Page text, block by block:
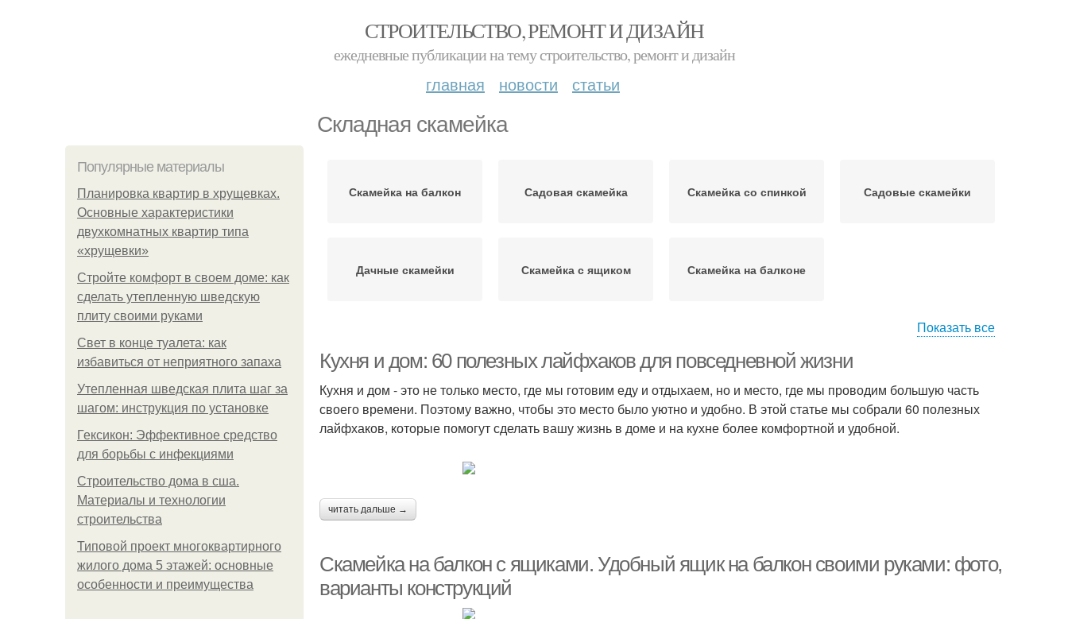
СТРОИТЕЛЬСТВО, РЕМОНТ И ДИЗАЙН
ежедневные публикации на тему строительство, ремонт и дизайн
главная новости статьи
Складная скамейка
Популярные материалы
Планировка квартир в хрущевках.
Основные характеристики
двухкомнатных квартир типа
«хрущевки»
Стройте комфорт в своем доме: как
сделать утепленную шведскую
плиту своими руками
Свет в конце туалета: как
избавиться от неприятного запаха
Утепленная шведская плита шаг за
шагом: инструкция по установке
Гексикон: Эффективное средство
для борьбы с инфекциями
Строительство дома в сша.
Материалы и технологии
строительства
Типовой проект многоквартирного
жилого дома 5 этажей: основные
особенности и преимущества
Скамейка на балкон Садовая скамейка Скамейка со спинкой Садовые скамейки
Дачные скамейки Скамейка с ящиком Скамейка на балконе
Показать все
Кухня и дом: 60 полезных лайфхаков для повседневной жизни
Кухня и дом - это не только место, где мы готовим еду и отдыхаем, но и место, где мы проводим большую часть
своего времени. Поэтому важно, чтобы это место было уютно и удобно. В этой статье мы собрали 60 полезных
лайфхаков, которые помогут сделать вашу жизнь в доме и на кухне более комфортной и удобной.
читать дальше →
Скамейка на балкон с ящиками. Удобный ящик на балкон своими руками: фото,
варианты конструкций